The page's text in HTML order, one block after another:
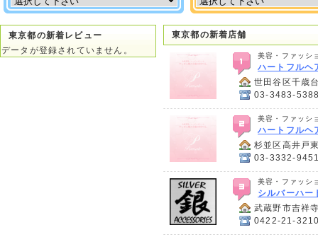
東京都の新着レビュー
データが登録されていません。
東京都の新着店舗
美容・ファッシ
ハートフル
世田谷区千歳
03-3483-
美容・ファッシ
ハートフル
杉並区高井戸
03-3332-
美容・ファッシ
シルバーハ
武蔵野市吉祥
0422-21-